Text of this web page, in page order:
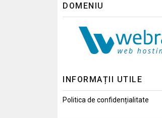
DOMENIU
INFORMAȚII UTILE
Politica de confidențialitate